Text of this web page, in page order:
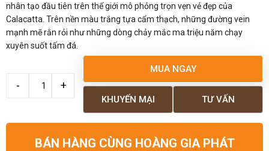
nhân tạo đầu tiên trên thế giới mô phỏng trọn vẹn vẻ đẹp của
Calacatta. Trên nền màu trắng tựa cẩm thạch, những đường vein
mạnh mẽ rắn rỏi như những dòng chảy mắc ma triệu năm chạy
xuyên suốt tấm đá.
MUA NGAY
TƯ VẤN
KHUYẾN MẠI
BÁN HÀNG CÙNG HOÀNG GIA PHÁT